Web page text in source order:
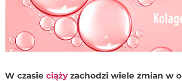
W czasie ciąży zachodzi wiele zmian w